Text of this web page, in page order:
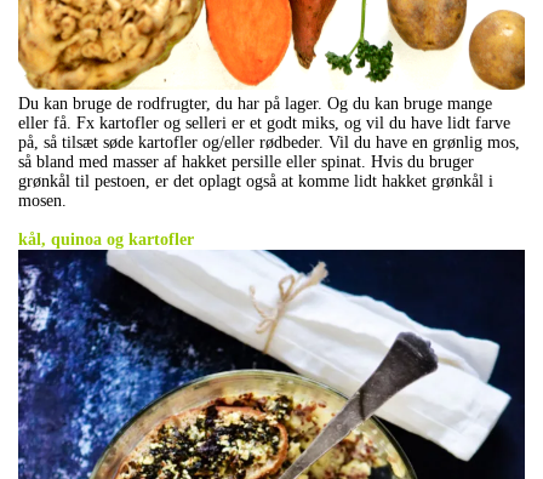
Du kan bruge de rodfrugter, du har på lager. Og du kan bruge mange
eller få. Fx kartofler og selleri er et godt miks, og vil du have lidt farve
på, så tilsæt søde kartofler og/eller rødbeder. Vil du have en grønlig mos,
så bland med masser af hakket persille eller spinat. Hvis du bruger
grønkål til pestoen, er det oplagt også at komme lidt hakket grønkål i
mosen.
kål, quinoa og kartofler